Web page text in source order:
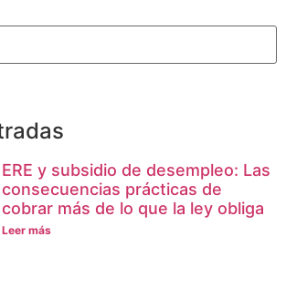
ERE y subsidio de desempleo: Las
consecuencias prácticas de
cobrar más de lo que la ley obliga
Leer más